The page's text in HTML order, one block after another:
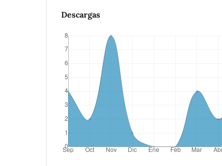
Descargas